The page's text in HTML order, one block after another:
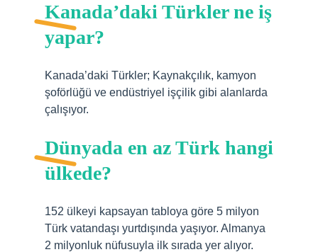
Kanada’daki Türkler ne iş
yapar?
Kanada’daki Türkler; Kaynakçılık, kamyon
şoförlüğü ve endüstriyel işçilik gibi alanlarda
çalışıyor.
Dünyada en az Türk hangi
ülkede?
152 ülkeyi kapsayan tabloya göre 5 milyon
Türk vatandaşı yurtdışında yaşıyor. Almanya
2 milyonluk nüfusuyla ilk sırada yer alıyor.